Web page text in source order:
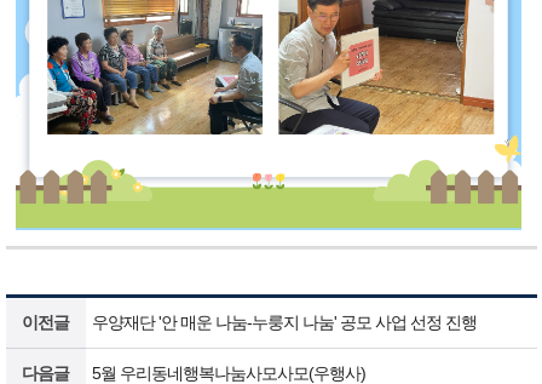
이전글 우양재단 '안 매운 나눔-누룽지 나눔' 공모 사업 선정 진행
다음글 5월 우리동네행복나눔사모사모(우행사)